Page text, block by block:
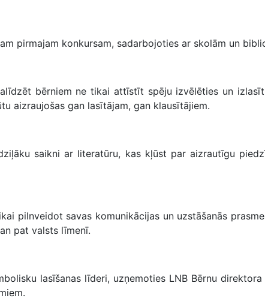
pirmajam konkursam, sadarbojoties ar skolām un
bērniem ne tikai attīstīt spēju izvēlēties un
aizraujošas gan lasītājam, gan klausītājiem.
saikni ar literatūru, kas kļūst par aizrautīgu
pilnveidot savas komunikācijas un uzstāšanās
pat valsts līmenī.
lasīšanas līderi, uzņemoties LNB Bērnu